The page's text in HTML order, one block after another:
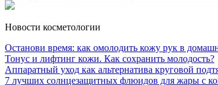
Новости косметологии
Останови время: как омолодить кожу рук в
Тонус и лифтинг кожи. Как сохранить молодость?
Аппаратный уход как альтернатива круговой
7 лучших солнцезащитных флюидов для жары с